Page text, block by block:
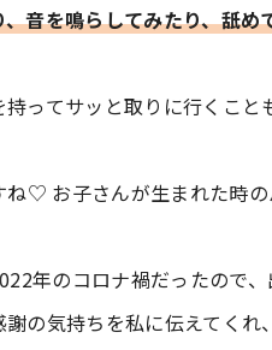
音を鳴らしてみたり、舐
ってサッと取りに行くこと
ね♡ お子さんが生まれた時
年のコロナ禍だったので
の気持ちを私に伝えてくれ、